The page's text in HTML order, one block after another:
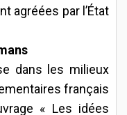
agréées par l’État
dans les milieux
français
« Les idées